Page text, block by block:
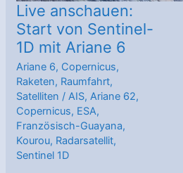
Live anschauen:
Start von Sentinel-
1D mit Ariane 6
Ariane 6, Copernicus,
Raketen, Raumfahrt,
Satelliten /AIS,Ariane 62,
Copernicus, ESA,
Französisch-Guayana,
Kourou, Radarsatellit,
Sentinel 1D